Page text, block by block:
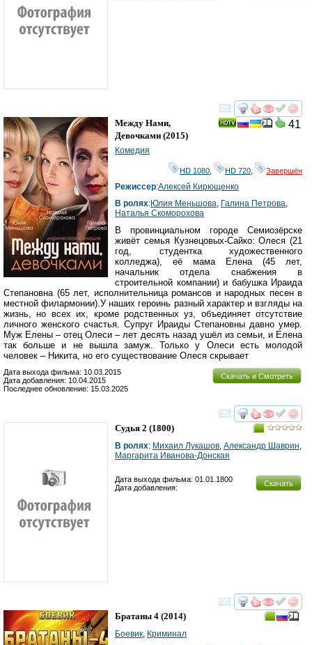
смотреть
41
Между Нами,
Девочками (2015)
Комедия
HD 1080 HD 720 Завершён
Режиссер:Алексей Кирющенко
В ролях:Юлия Меньшова Галина Петрова
Наталья Скоморохова
В провинциальном городе Семиозёрске
живёт семья Кузнецовых-Сайко: Олеся (21
год, студентка художественного
колледжа), её мама Елена (45 лет,
начальник отдела снабжения в
строительной компании) и бабушка Ираида
Степановна (65 лет, исполнительница романсов и народных песен в
местной филармонии).У наших героинь разный характер и взгляды на
жизнь, но всех их, кроме родственных уз, объединяет отсутствие
личного женского счастья. Супруг Ираиды Степановны давно умер.
Муж Елены – отец Олеси – лет десять назад ушёл из семьи, и Елена
так больше и не вышла замуж. Только у Олеси есть молодой
человек – Никита, но его существование Олеся скрывает
Скачать и Смотреть
Дата выхода фильма: 10.03.2015
Дата добавления: 10.04.2015
Последнее обновление: 15.03.2025
смотреть
Судья 2 (1800)
В ролях: Михаил Лукашов, Александр Шаврин,
Маргарита Иванова-Донская
Скачать
Дата выхода фильма: 01.01.1800
Дата добавления:
смотреть
Братаны 4 (2014)
Боевик, Криминал